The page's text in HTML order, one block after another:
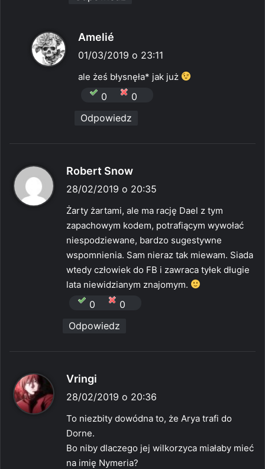
Amelié
i
z
:
01/03/2019 o 23:11
ale żeś błysnęła* jak już
0
0
Odpowiedz
Robert Snow
i
z
e
:
28/02/2019 o 20:35
Żarty żartami, ale ma rację Dael z tym
zapachowym kodem, potrafiącym wywołać
niespodziewane, bardzo sugestywne
wspomnienia. Sam nieraz tak miewam. Siada
wtedy człowiek do FB i zawraca tyłek długie
lata niewidzianym znajomym.
0
0
Odpowiedz
Vringi
i
e
28/02/2019 o 20:36
To niezbity dowódna to, że Arya trafi do
Dorne.
Bo niby dlaczego jej wilkorzyca miałaby mieć
na imię Nymeria?